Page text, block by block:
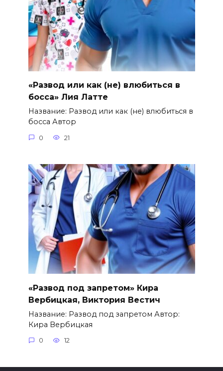
«Развод или как (не) влюбиться в
босса» Лия Латте
Название: Развод или как (не) влюбиться в
босса Автор
0 21
«Развод под запретом» Кира
Вербицкая, Виктория Вестич
Название: Развод под запретом Автор:
Кира Вербицкая
0 12